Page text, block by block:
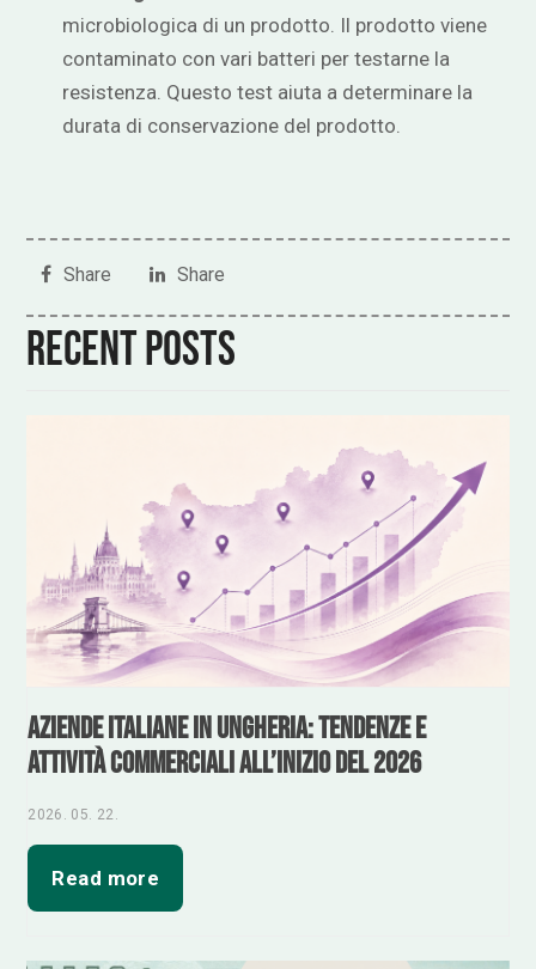
microbiologica di un prodotto. Il prodotto viene
contaminato con vari batteri per testarne la
resistenza. Questo test aiuta a determinare la
durata di conservazione del prodotto.
Share Share
Recent posts
Aziende italiane in Ungheria: tendenze e
attività commerciali all’inizio del 2026
2026. 05. 22.
Read more